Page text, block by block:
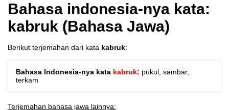
Bahasa indonesia-nya kata:
kabruk (Bahasa Jawa)
Berikut terjemahan dari kata kabruk:
Bahasa Indonesia-nya kata kabruk: pukul, sambar,
terkam
Terjemahan bahasa jawa lainnya: